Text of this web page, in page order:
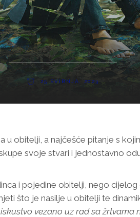
25 SVIBNJA, 2023
u obitelji, a najčešće pitanje s
svoje stvari i jednostavno
i pojedine obitelji, nego
što je nasilje u obitelji te
vezano uz rad sa žrtvama